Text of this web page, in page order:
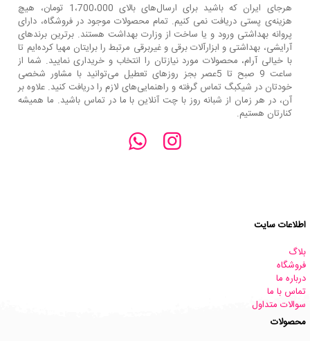
هرجای ایران که باشید برای ارسال‌های بالای 1،700،000 تومان، هیچ
هزینه‌ی پستی دریافت نمی کنیم. تمام محصولات موجود در فروشگاه، دارای
پروانه بهداشتی ورود و یا ساخت از وزارت بهداشت هستند. برترین‌ برندهای
آرایشی، بهداشتی و ابزارآلات برقی و غیربرقی مرتبط را برایتان مهیا کرده‌ایم تا
با خیالی آرام، محصولات مورد نیازتان را انتخاب و خریداری نمایید. شما از
ساعت 9 صبح تا 5عصر بجز روزهای تعطیل می‌توانید با مشاور شخصی
خودتان در شیکبگ تماس گرفته و راهنمایی‌های لازم را دریافت کنید. علاوه بر
آن، در هر زمان از شبانه روز با چت آنلاین با ما در تماس باشید. ما همیشه
کنارتان هستیم.
اطلاعات سایت
بلاگ
فروشگاه
درباره ما
تماس با ما
سوالات متداول
محصولات